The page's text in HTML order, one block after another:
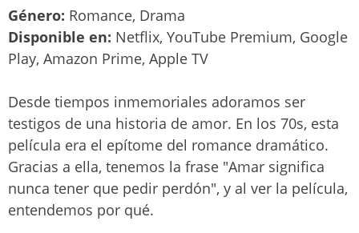
Género: Romance, Drama
Disponible en: Netflix, YouTube Premium, Google
Play, Amazon Prime, Apple TV
Desde tiempos inmemoriales adoramos ser
testigos de una historia de amor. En los 70s, esta
película era el epítome del romance dramático.
Gracias a ella, tenemos la frase "Amar significa
nunca tener que pedir perdón", y al ver la película,
entendemos por qué.